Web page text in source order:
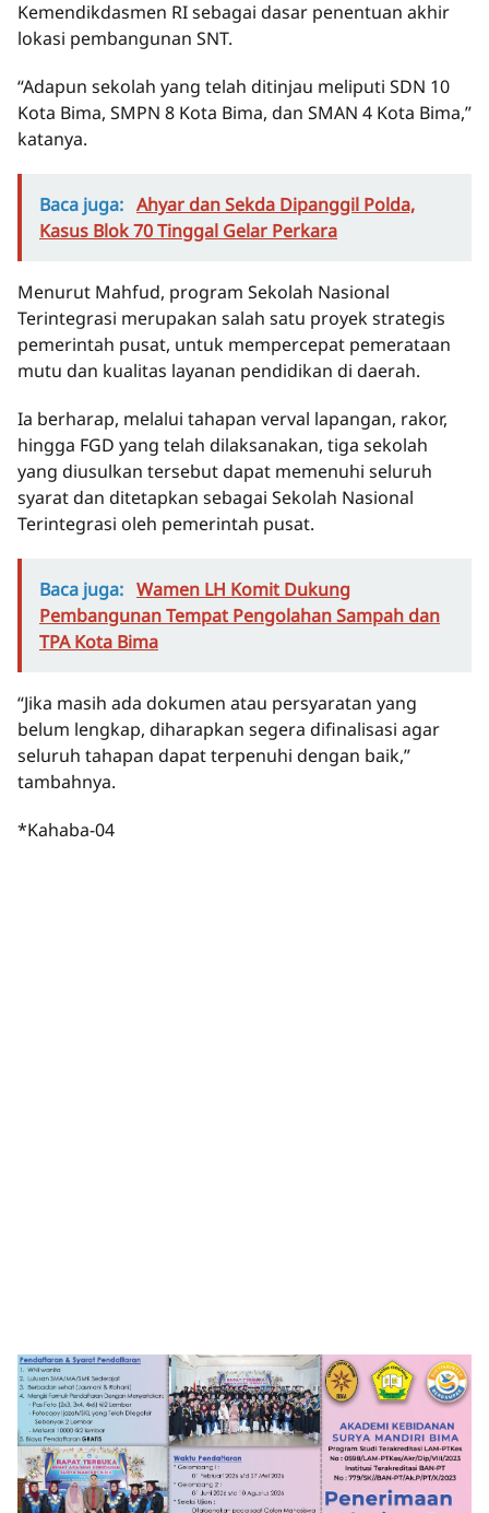
Kemendikdasmen RI sebagai dasar penentuan akhir
lokasi pembangunan SNT.
“Adapun sekolah yang telah ditinjau meliputi SDN 10
Kota Bima, SMPN 8 Kota Bima, dan SMAN 4 Kota Bima,”
katanya.
Baca juga: Ahyar dan Sekda Dipanggil Polda,
Kasus Blok 70 Tinggal Gelar Perkara
Menurut Mahfud, program Sekolah Nasional
Terintegrasi merupakan salah satu proyek strategis
pemerintah pusat, untuk mempercepat pemerataan
mutu dan kualitas layanan pendidikan di daerah.
Ia berharap, melalui tahapan verval lapangan, rakor,
hingga FGD yang telah dilaksanakan, tiga sekolah
yang diusulkan tersebut dapat memenuhi seluruh
syarat dan ditetapkan sebagai Sekolah Nasional
Terintegrasi oleh pemerintah pusat.
Baca juga: Wamen LH Komit Dukung
Pembangunan Tempat Pengolahan Sampah dan
TPA Kota Bima
“Jika masih ada dokumen atau persyaratan yang
belum lengkap, diharapkan segera difinalisasi agar
seluruh tahapan dapat terpenuhi dengan baik,”
tambahnya.
*Kahaba-04